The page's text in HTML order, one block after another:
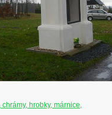
hrobky, márnice,